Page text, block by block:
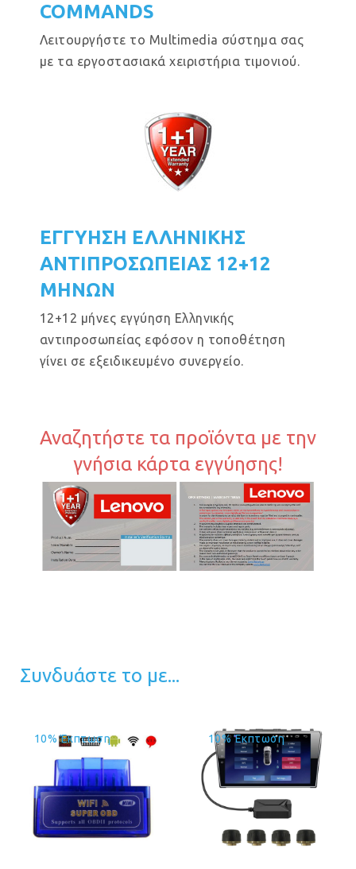
COMMANDS
Λειτουργήστε το Multimedia σύστημα σας
με τα εργοστασιακά χειριστήρια τιμονιού.
ΕΓΓΥΗΣΗ ΕΛΛΗΝΙΚΗΣ
ΑΝΤΙΠΡΟΣΩΠΕΙΑΣ 12+12
ΜΗΝΩΝ
12+12 μήνες εγγύηση Ελληνικής
αντιπροσωπείας εφόσον η τοποθέτηση
γίνει σε εξειδικευμένο συνεργείο.
Αναζητήστε τα προϊόντα με την
γνήσια κάρτα εγγύησης!
Συνδυάστε το με...
10% Έκπτωση 10% Έκπτωση